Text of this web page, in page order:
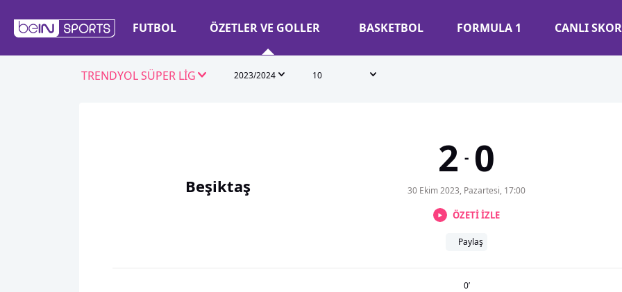
FUTBOL ÖZETLER VE GOLLER BASKETBOL FORMULA 1 CANLI SKOR
TRENDYOL SÜPER LİG 2023/2024 10
Beşiktaş
2 - 0
30 Ekim 2023, Pazartesi, 17:00
ÖZETİ İZLE
Paylaş
0’